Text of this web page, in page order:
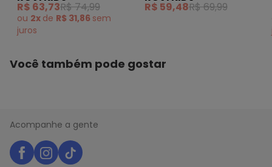
R$ 63,73R$ 74,99
ou 2x de R$ 31,86 sem
juros
R$ 59,48R$ 69,99
Você também pode gostar
Acompanhe a gente